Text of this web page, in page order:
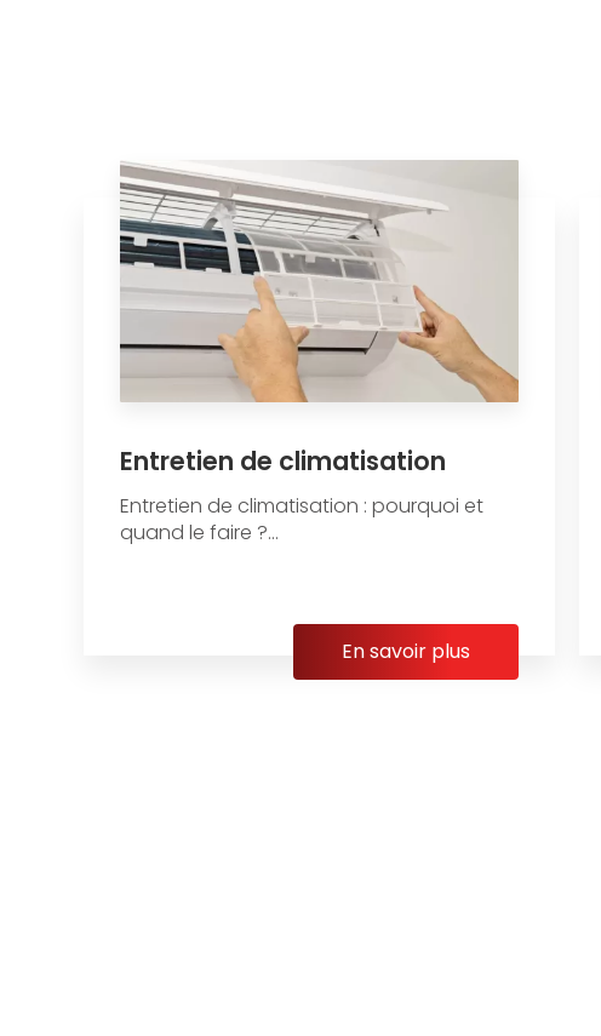
Entretien de climatisation
Entretien de climatisation : pourquoi et
quand le faire ?...
En savoir plus